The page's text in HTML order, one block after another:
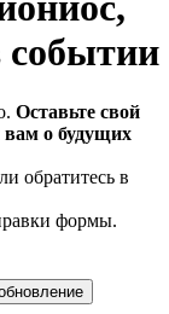
Оставьте свой
о будущих
обратитесь в
формы.